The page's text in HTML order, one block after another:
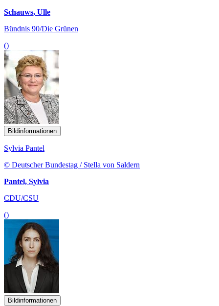
Schauws, Ulle
Bündnis 90/Die Grünen
()
Bildinformationen
Sylvia Pantel
© Deutscher Bundestag / Stella von Saldern
Pantel, Sylvia
CDU/CSU
()
Bildinformationen